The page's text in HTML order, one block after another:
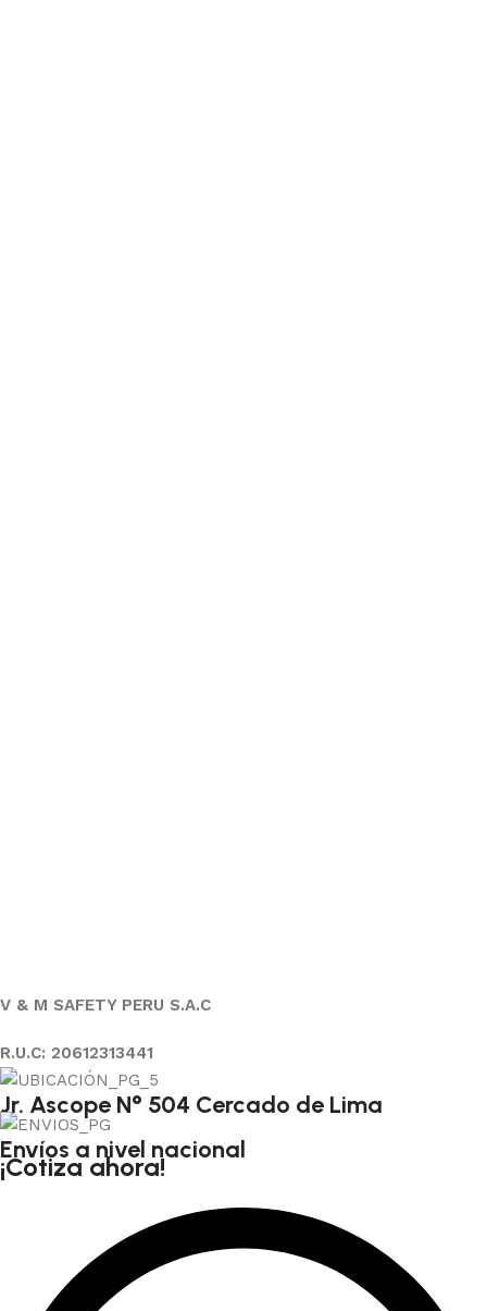
V & M SAFETY PERU S.A.C
R.U.C: 20612313441
Jr. Ascope N° 504 Cercado de Lima
Envíos a nivel nacional
¡Cotiza ahora!